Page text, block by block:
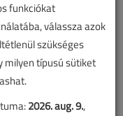
funkciókat
válassza azok
szükséges
milyen típusú sütiket
2026. aug. 9.,